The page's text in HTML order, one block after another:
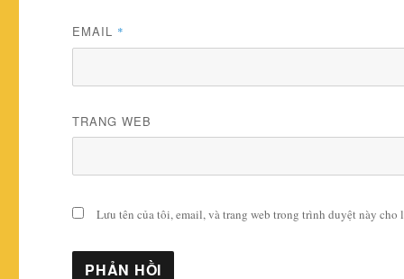
EMAIL *
TRANG WEB
Lưu tên của tôi, email, và trang web trong trình duyệt này